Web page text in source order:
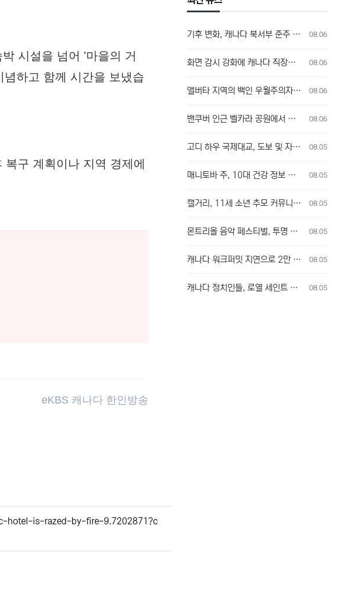
시설을 넘어 '마을의 거
하고 함께 시간을 보냈습
구 계획이나 지역 경제에
eKBS 캐나다 한인방송
hotel-is-razed-by-fire-9.7202871?c
기후 변화, 캐나다 북서부 준주 및 온타리오주 산불 발생 가능성 두 배 높여 08.06
화면 감시 강화에 캐나다 직장인들 고충 토로 08.06
앨버타 지역의 백인 우월주의자 훈련 모임, 주민들 충격 08.06
밴쿠버 인근 벨카라 공원에서 산불 발생, 주민 대피 08.06
고디 하우 국제대교, 도보 및 자전거 이용자 첫 통행 역사 새기다 08.05
매니토바 주, 10대 건강 정보 사생활 침해 학군 계획 무효화 08.05
캘거리, 11세 소년 추모 커뮤니티 추모식 개최 08.05
몬트리올 음악 페스티벌, 투명 가방 규정에 팬들 불만 08.05
캐나다 워크퍼밋 지연으로 2만 달러 출산 비용 부담 위기 퀘벡 커플 08.05
캐나다 정치인들, 로열 세인트 존스 레가타에 총집결 08.05